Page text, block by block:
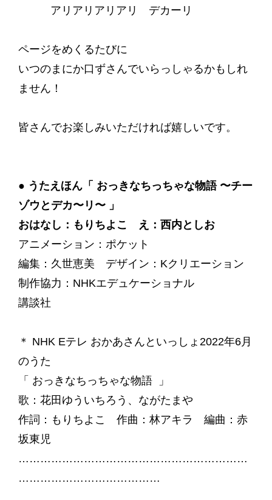
アリアリアリアリ デカーリ
ページをめくるたびに
いつのまにか口ずさんでいらっしゃるかもしれ
ません！
皆さんでお楽しみいただければ嬉しいです。
● うたえほん「 おっきなちっちゃな物語 〜チー
ゾウとデカ〜リ〜 」
おはなし：もりちよこ え：西内としお
アニメーション：ポケット
編集：久世恵美 デザイン：Kクリエーション
制作協力：NHKエデュケーショナル
講談社
＊ NHK Eテレ おかあさんといっしょ2022年6月
のうた
「 おっきなちっちゃな物語 」
歌：花田ゆういちろう、ながたまや
作詞：もりちよこ 作曲：林アキラ 編曲：赤
坂東児
………………………………………………………
…………………………………